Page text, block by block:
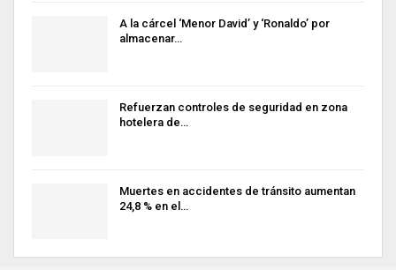
A la cárcel ‘Menor David’ y ‘Ronaldo’ por
almacenar…
Refuerzan controles de seguridad en zona
hotelera de…
Muertes en accidentes de tránsito aumentan
24,8 % en el…